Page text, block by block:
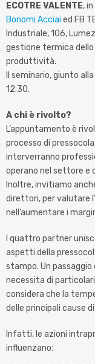
ECOTRE VALENTE,
Bonomi Acciai ed FB
Industriale, 106,
gestione termica
produttività.
Il seminario, giunto
12:30.
A chi è rivolto?
L’appuntamento è
processo di
interverranno
operano nel settore e
Inoltre, invitiamo
direttori, per valutare
nell’aumentare i
I quattro partner
aspetti della
stampo. Un
necessita di
considera che la
delle principali cause
Infatti, le azioni
influenzano: